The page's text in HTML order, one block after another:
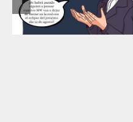
Tesla – eclipse